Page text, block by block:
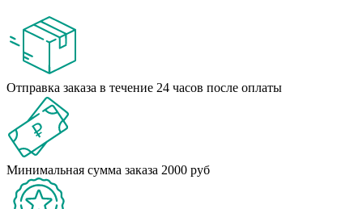
Отправка заказа в течение 24 часов после оплаты
Минимальная сумма заказа 2000 руб